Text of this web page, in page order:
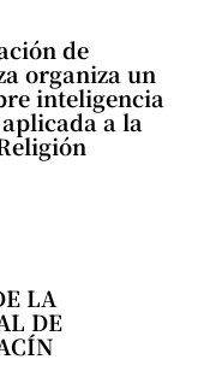
de
organiza un
inteligencia
a la
LA
DE